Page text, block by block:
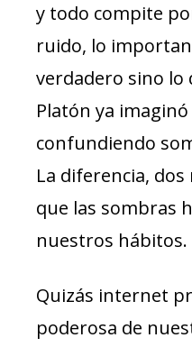
y todo compite
ruido, lo
verdadero sino lo
Platón ya
confundiendo
La diferencia,
que las sombras
nuestros hábitos.
Quizás internet
poderosa de